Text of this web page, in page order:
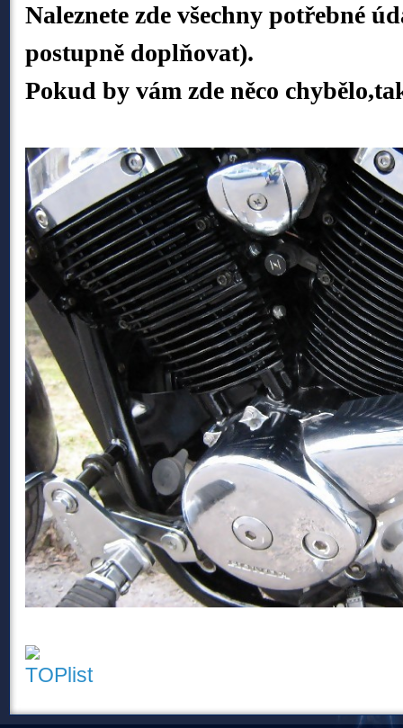
Naleznete zde všechny potřebné
postupně doplňovat).
Pokud by vám zde něco